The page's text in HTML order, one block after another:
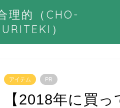
理的（CHO-
）
アイテム PR
【2018年に買